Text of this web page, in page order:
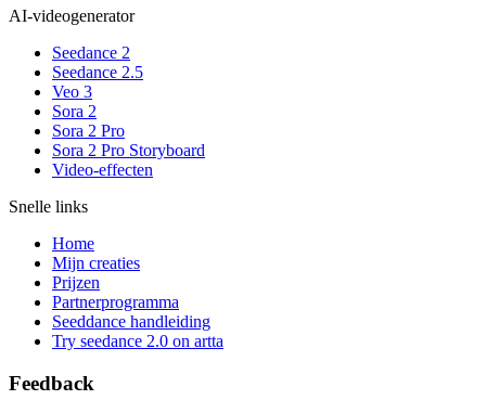
AI-videogenerator
Seedance 2
Seedance 2.5
Veo 3
Sora 2
Sora 2 Pro
Sora 2 Pro Storyboard
Video-effecten
Snelle links
Home
Mijn creaties
Prijzen
Partnerprogramma
Seeddance handleiding
Try seedance 2.0 on artta
Feedback